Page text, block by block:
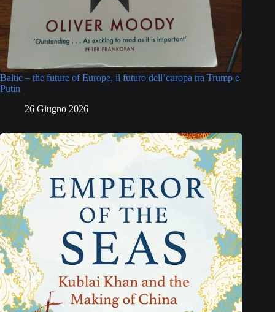
Baltic – the future of Europe, il futuro dell’europa tra Trump e
Putin
26 Giugno 2026